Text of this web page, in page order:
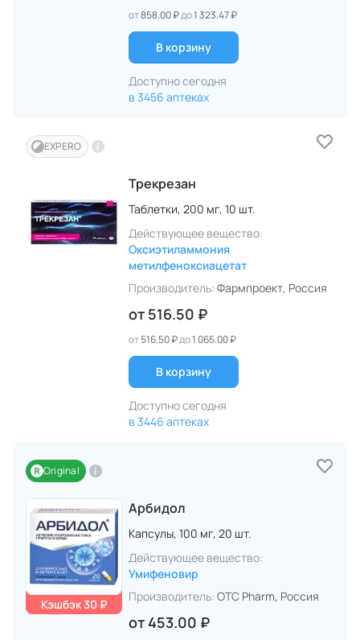
от858.00 ₽до1 323.47 ₽
В корзину
Доступно сегодня
в 3456 аптеках
EXPERO
Трекрезан
Таблетки, 200 мг, 10 шт.
Действующее вещество:
Оксиэтиламмония
метилфеноксиацетат
Производитель: Фармпроект, Россия
от 516.50 ₽
от516.50 ₽до1 065.00 ₽
В корзину
Доступно сегодня
в 3446 аптеках
Original
Кэшбэк 30 ₽
Арбидол
Капсулы, 100 мг, 20 шт.
Действующее вещество:
Умифеновир
Производитель: OTC Pharm, Россия
от 453.00 ₽